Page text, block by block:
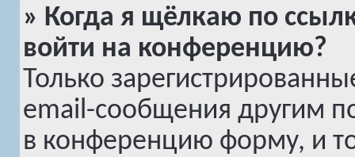
» Когда я щёлкаю по
войти на конференцию?
Только
email-сообщения другим
в конференцию форму, и